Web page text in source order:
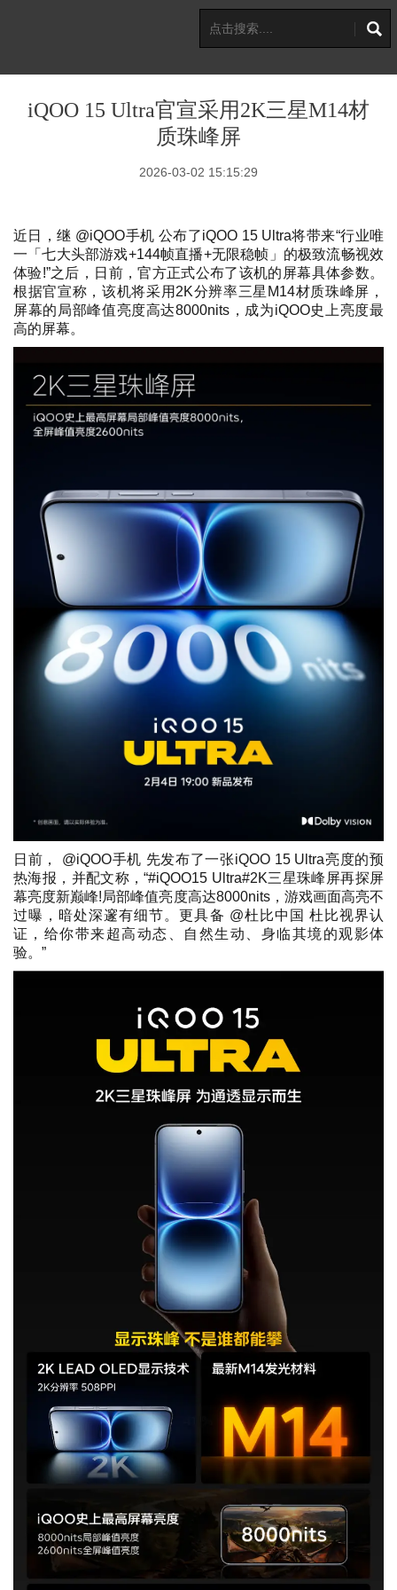
iQOO 15 Ultra官宣采用2K三星M14材
质珠峰屏
2026-03-02 15:15:29
近日，继 @iQOO手机 公布了iQOO 15 Ultra将带来“行业唯
一「七大头部游戏+144帧直播+无限稳帧」的极致流畅视效
体验!”之后，日前，官方正式公布了该机的屏幕具体参数。
根据官宣称，该机将采用2K分辨率三星M14材质珠峰屏，
屏幕的局部峰值亮度高达8000nits，成为iQOO史上亮度最
高的屏幕。
日前， @iQOO手机 先发布了一张iQOO 15 Ultra亮度的预
热海报，并配文称，“#iQOO15 Ultra#2K三星珠峰屏再探屏
幕亮度新巅峰!局部峰值亮度高达8000nits，游戏画面高亮不
过曝，暗处深邃有细节。更具备 @杜比中国 杜比视界认
证，给你带来超高动态、自然生动、身临其境的观影体
验。”